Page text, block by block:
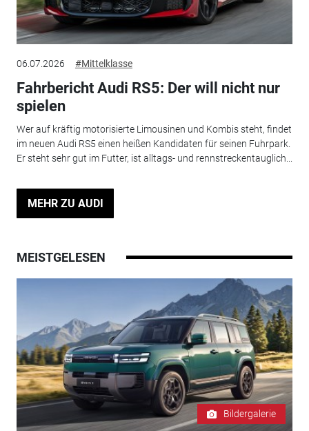
06.07.2026 #Mittelklasse
Fahrbericht Audi RS5: Der will nicht nur
spielen
Wer auf kräftig motorisierte Limousinen und Kombis steht, findet
im neuen Audi RS5 einen heißen Kandidaten für seinen Fuhrpark.
Er steht sehr gut im Futter, ist alltags- und rennstreckentauglich...
MEHR ZU AUDI
MEISTGELESEN
Bildergalerie